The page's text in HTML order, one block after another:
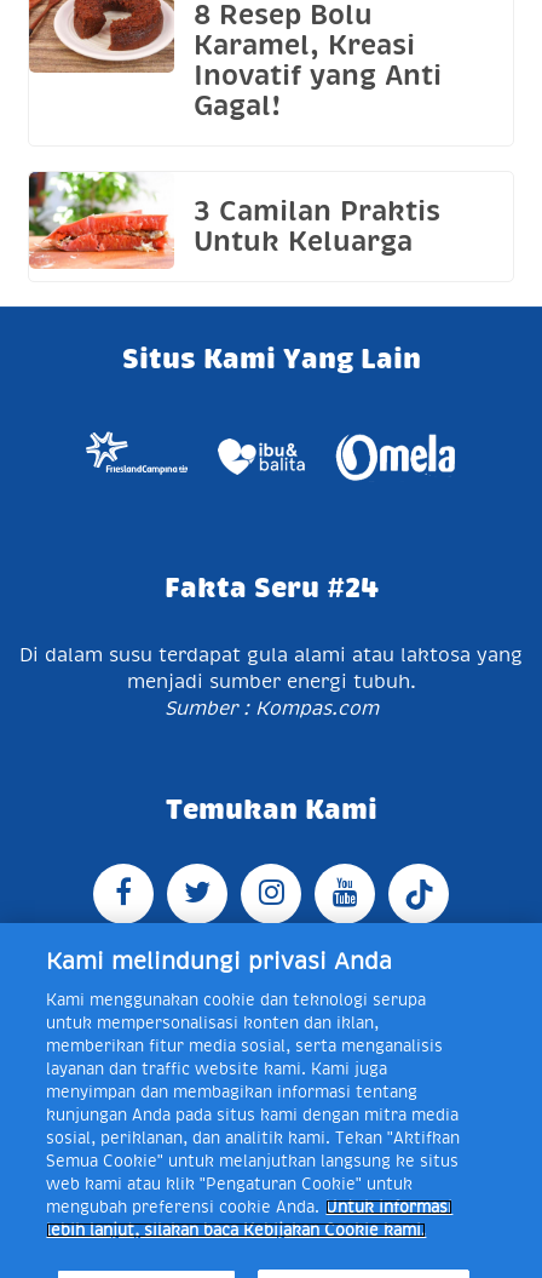
8 Resep Bolu
Karamel, Kreasi
Inovatif yang Anti
Gagal!
3 Camilan Praktis
Untuk Keluarga
Situs Kami Yang Lain
Fakta Seru #24
Di dalam susu terdapat gula alami atau laktosa yang
menjadi sumber energi tubuh.
Sumber : Kompas.com
Temukan Kami
Jl. Raya Bogor KM 5, Pasar Rebo, Jakarta Timur,
Indonesia 13760
Telp +62 21 8410945 | PO BOX
4074 Jakarta 13760 Indonesia
Toll Free Layanan Peduli Frisian Flag 0-80018-21-406;
Senin - Jumat, 08:00 - 16:30 WIB, E-mail:
layanan.peduli@frieslandcampina.com
Frisian Flag Indonesia is a subsidiary of Royal FrieslandCampina N.V.
Kami melindungi privasi Anda
Kami menggunakan cookie dan teknologi serupa
untuk mempersonalisasi konten dan iklan,
memberikan fitur media sosial, serta menganalisis
layanan dan traffic website kami. Kami juga
menyimpan dan membagikan informasi tentang
kunjungan Anda pada situs kami dengan mitra media
sosial, periklanan, dan analitik kami. Tekan "Aktifkan
Semua Cookie" untuk melanjutkan langsung ke situs
web kami atau klik "Pengaturan Cookie" untuk
mengubah preferensi cookie Anda.
Untuk informasi
lebih lanjut, silakan baca Kebijakan Cookie kami.